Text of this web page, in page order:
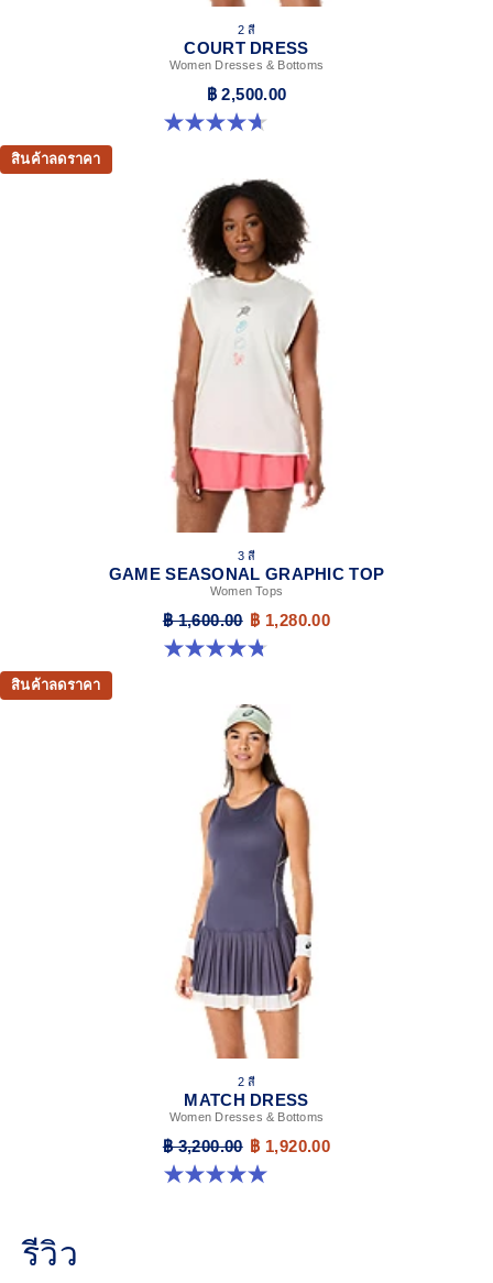
2 สี
COURT DRESS
Women Dresses & Bottoms
฿ 2,500.00
4.7 จาก 5 ดาว 6 รีวิว
สินค้าลดราคา
3 สี
GAME SEASONAL GRAPHIC TOP
Women Tops
฿ 1,600.00 ฿ 1,280.00
4.8 จาก 5 ดาว 9 รีวิว
สินค้าลดราคา
2 สี
MATCH DRESS
Women Dresses & Bottoms
฿ 3,200.00 ฿ 1,920.00
5.0 จาก 5 ดาว 3 รีวิว